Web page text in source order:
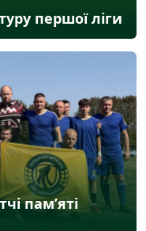
першої ліги
пам’яті